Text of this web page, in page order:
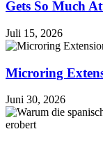
Gets So Much
Juli 15, 2026
Microring
Juni 30, 2026